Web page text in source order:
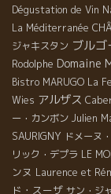
Dégustation de Vin
La Méditerranée
ジャキスタン ブルゴ
Rodolphe Domaine
Bistro MARUGO La
Wies アルザス
ー・カンボン Julien
SAURIGNY ドメーヌ
リック・デプラ LE
ンヌ Laurence et
ド・スーザ サン・ジ